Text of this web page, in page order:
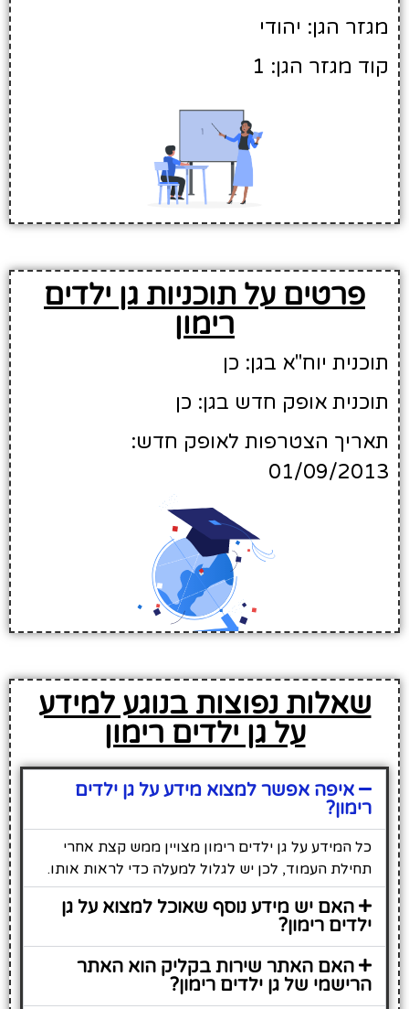
מגזר הגן: יהודי
קוד מגזר הגן: 1
פרטים על תוכניות גן ילדים
רימון
תוכנית יוח"א בגן: כן
תוכנית אופק חדש בגן: כן
תאריך הצטרפות לאופק חדש:
01/09/2013
שאלות נפוצות בנוגע למידע
על גן ילדים רימון
איפה אפשר למצוא מידע על גן ילדים
רימון?
כל המידע על גן ילדים רימון מצויין ממש קצת אחרי
תחילת העמוד, לכן יש לגלול למעלה כדי לראות אותו.
האם יש מידע נוסף שאוכל למצוא על גן
ילדים רימון?
האם האתר שירות בקליק הוא האתר
הרישמי של גן ילדים רימון?